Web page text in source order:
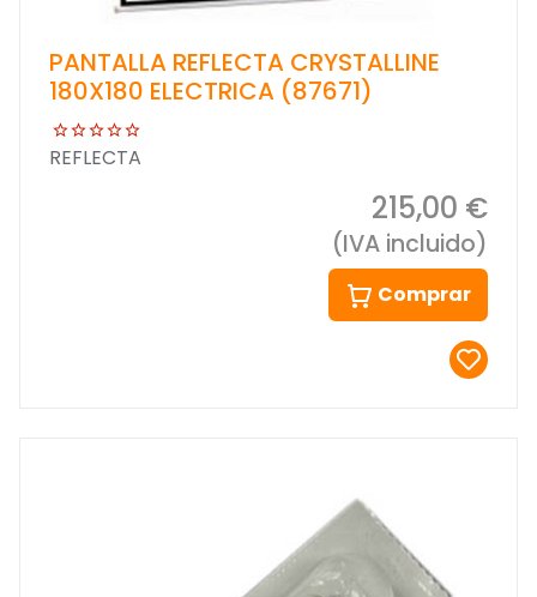
PANTALLA REFLECTA CRYSTALLINE
180X180 ELECTRICA (87671)
REFLECTA
215,00 €
(IVA incluido)
Comprar